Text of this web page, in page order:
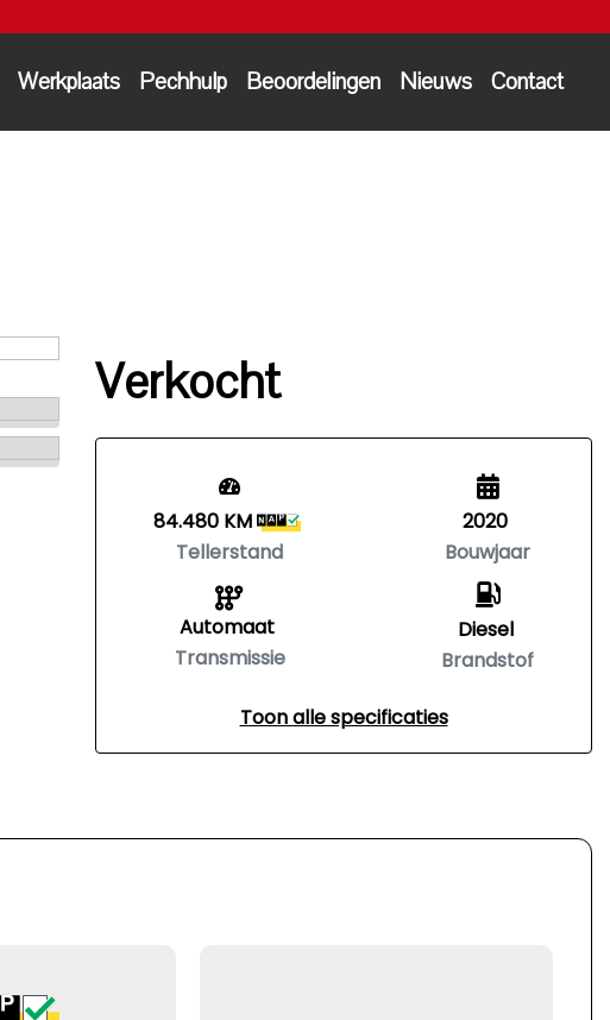
Werkplaats Pechhulp Beoordelingen Nieuws Contact
Verkocht
84.480 KM
Tellerstand
Automaat
Transmissie
2020
Bouwjaar
Diesel
Brandstof
Toon alle specificaties